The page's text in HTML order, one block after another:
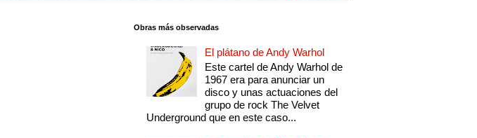
Obras más observadas
El plátano de Andy Warhol
Este cartel de Andy Warhol de
1967 era para anunciar un
disco y unas actuaciones del
grupo de rock The Velvet
Underground que en este caso...